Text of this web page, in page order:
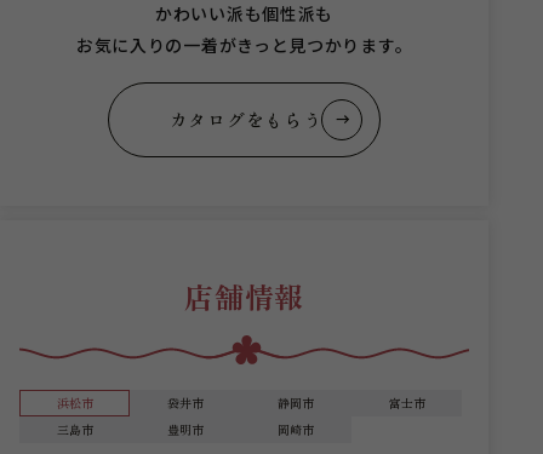
かわいい派も個性派も
お気に入りの一着がきっと見つかります。
カタログをもらう
店舗情報
浜松市 袋井市 静岡市
富士市
三島市
豊明市 岡崎市